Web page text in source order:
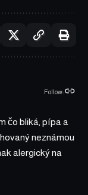
Follow:
čo bliká, pípa a
neznámou
alergický na